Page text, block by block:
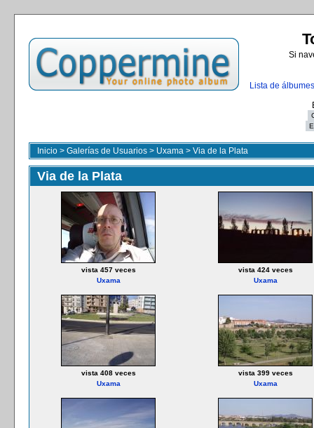
Si
Lista de álbumes
Inicio > Galerías de Usuarios > Uxama > Via de la Plata
Via de la Plata
vista 457 veces
Uxama
vista 424 veces
Uxama
vista 408 veces
Uxama
vista 399 veces
Uxama